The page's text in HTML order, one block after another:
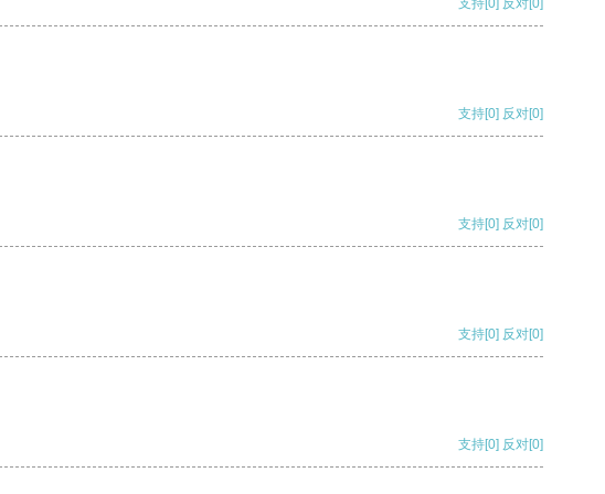
支持[0] 反对[0]
支持[0] 反对[0]
支持[0] 反对[0]
支持[0] 反对[0]
支持[0] 反对[0]